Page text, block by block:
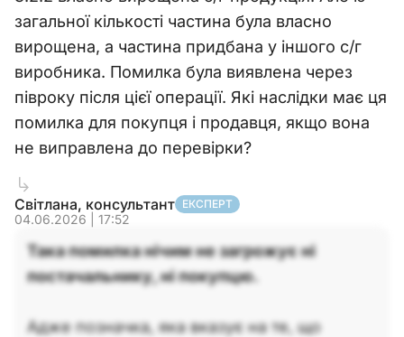
загальної кількості частина була власно
вирощена, а частина придбана у іншого с/г
виробника. Помилка була виявлена через
півроку після цієї операції. Які наслідки має ця
помилка для покупця і продавця, якщо вона
не виправлена до перевірки?
Світлана, консультант ЕКСПЕРТ
04.06.2026 | 17:52
Така помилка нічим не загрожує ні
постачальнику, ні покупцю.
Адже позначка, яка вказує на те, що